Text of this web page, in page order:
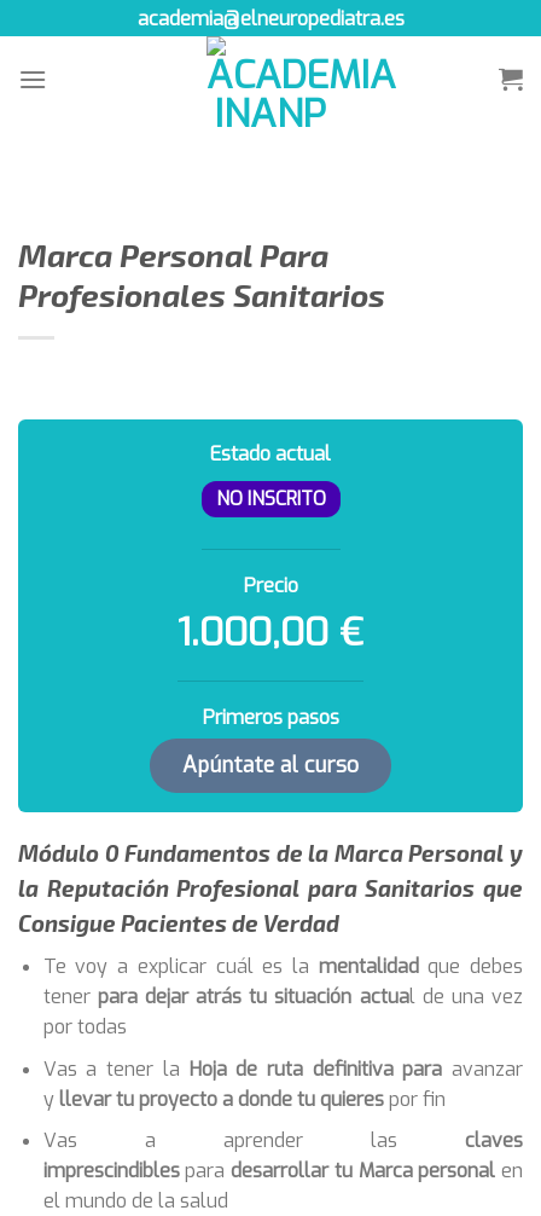
to
content
academia@elneuropediatra.es
Marca Personal Para
Profesionales Sanitarios
Estado actual
NO INSCRITO
Precio
1.000,00 €
Primeros pasos
Apúntate al curso
Módulo 0 Fundamentos de la Marca Personal y
la Reputación Profesional para Sanitarios que
Consigue Pacientes de Verdad
Te voy a explicar cuál es la mentalidad que debes
tener para dejar atrás tu situación actual de una vez
por todas
Vas a tener la Hoja de ruta definitiva para avanzar
yllevar tu proyecto a donde tu quierespor fin
Vas a aprender las claves
imprescindiblesparadesarrollar tu Marca personalen
el mundo de la salud